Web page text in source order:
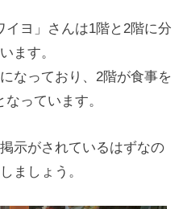
ヨ」さんは1階と2階に分
ます。
なっており、2階が食事を
っています。
示がされているはずなの
ましょう。